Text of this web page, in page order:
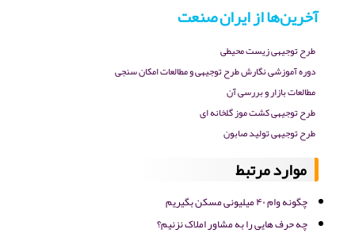
آخرین‌ها از ایران صنعت
طرح توجیهی زیست محیطی
دوره آموزشی نگارش طرح توجیهی و مطالعات امکان سنجی
مطالعات بازار و بررسی آن
طرح توجیهی کشت موز گلخانه ای
طرح توجیهی تولید صابون
موارد مرتبط
چگونه وام ۴۰ میلیونی مسکن بگیریم
چه حرف هایی را به مشاور املاک نزنیم؟